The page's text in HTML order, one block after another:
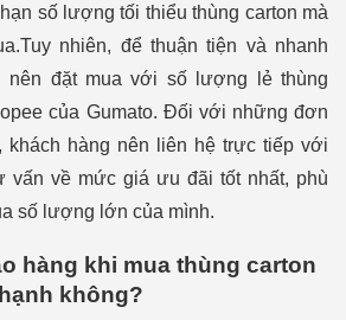
số lượng tối thiểu thùng carton mà
nhiên, để thuận tiện và nhanh
nên đặt mua với số lượng lẻ thùng
của Gumato. Đối với những đơn
hàng nên liên hệ trực tiếp với
vấn về mức giá ưu đãi tốt nhất, phù
số lượng lớn của mình.
hàng khi mua thùng carton
không?